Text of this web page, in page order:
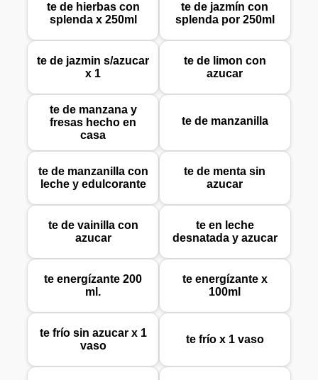
te de hierbas con
splenda x 250ml
te de jazmín con
splenda por 250ml
te de jazmin s/azucar
x 1
te de limon con
azucar
te de manzana y
fresas hecho en
casa
te de manzanilla
te de manzanilla con
leche y edulcorante
te de menta sin
azucar
te de vainilla con
azucar
te en leche
desnatada y azucar
te energízante 200
ml.
te energízante x
100ml
te frío sin azucar x 1
vaso
te frío x 1 vaso